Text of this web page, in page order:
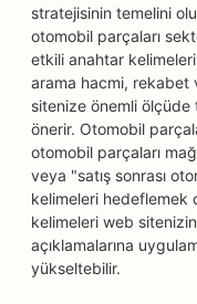
stratejisinin temelini
otomobil parçaları
etkili anahtar
arama hacmi, rekabet
sitenize önemli
önerir. Otomobil
otomobil parçaları
veya "satış sonrası
kelimeleri hedeflemek
kelimeleri web
açıklamalarına
yükseltebilir.